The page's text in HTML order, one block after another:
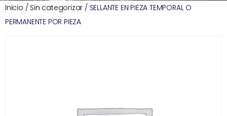
Inicio / Sin categorizar / SELLANTE EN PIEZA TEMPORAL O
PERMANENTE POR PIEZA